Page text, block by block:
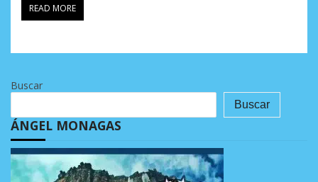
READ MORE
Buscar
Buscar
ÁNGEL MONAGAS